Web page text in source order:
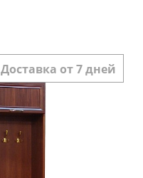
Доставка от 7 дней